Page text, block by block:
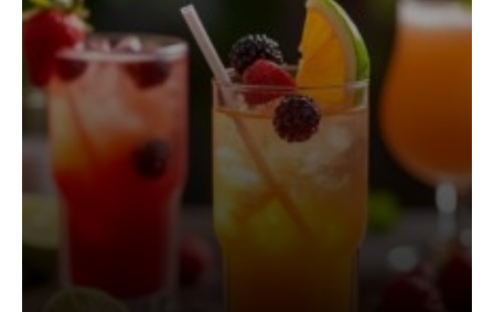
17 juillet 2026